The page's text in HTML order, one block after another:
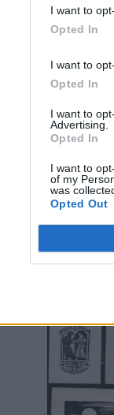
I want to
Opted In
I want to
Opted In
I want to
Advertising.
Opted In
I want to
of my
was
Opted Out